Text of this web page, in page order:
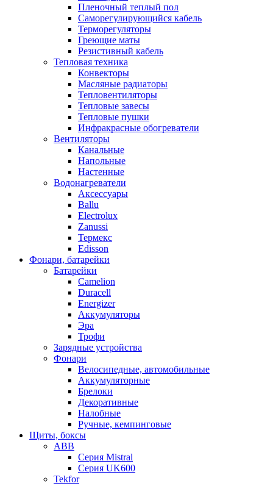
Пленочный теплый пол
Саморегулирующийся кабель
Терморегуляторы
Греющие маты
Резистивный кабель
Тепловая техника
Конвекторы
Масляные радиаторы
Тепловентиляторы
Тепловые завесы
Тепловые пушки
Инфракрасные обогреватели
Вентиляторы
Канальные
Напольные
Настенные
Водонагреватели
Аксессуары
Ballu
Electrolux
Zanussi
Термекс
Edisson
Фонари, батарейки
Батарейки
Camelion
Duracell
Energizer
Аккумуляторы
Эра
Трофи
Зарядные устройства
Фонари
Велосипедные, автомобильные
Аккумуляторные
Брелоки
Декоративные
Налобные
Ручные, кемпинговые
Щиты, боксы
ABB
Серия Mistral
Серия UK600
Tekfor